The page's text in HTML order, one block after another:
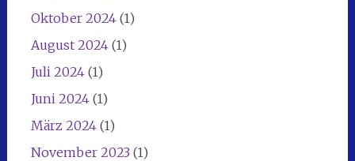
Oktober 2024(1)
August 2024(1)
Juli 2024(1)
Juni 2024(1)
März 2024(1)
November 2023 (1)